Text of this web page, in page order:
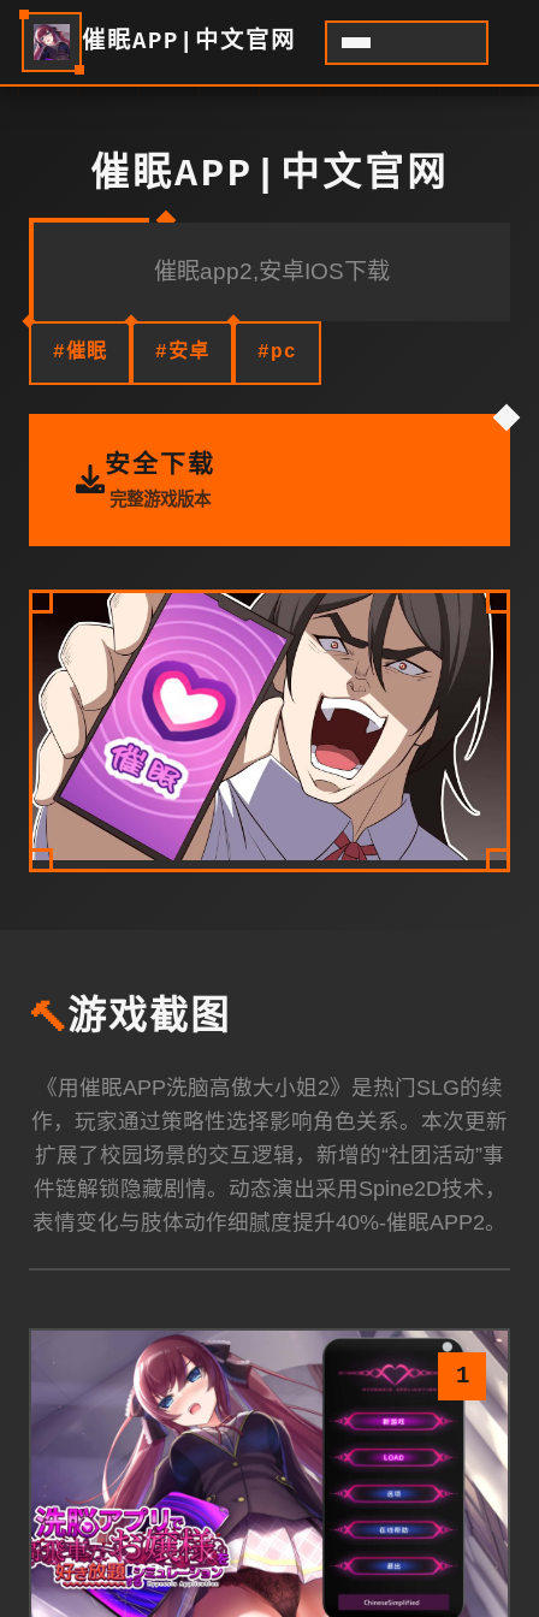
催眠APP|中文官网
催眠APP|中文官网
催眠app2,安卓IOS下载
#催眠 #安卓 #pc
安全下载
完整游戏版本
🔨游戏截图
《用催眠APP洗脑高傲大小姐2》是热门SLG的续
作，玩家通过策略性选择影响角色关系。本次更新
扩展了校园场景的交互逻辑，新增的“社团活动”事
件链解锁隐藏剧情。动态演出采用Spine2D技术，
表情变化与肢体动作细腻度提升40%-催眠APP2。
1